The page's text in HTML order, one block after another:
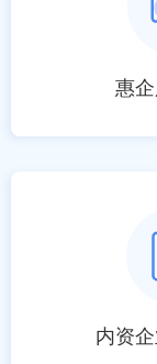
惠
内资